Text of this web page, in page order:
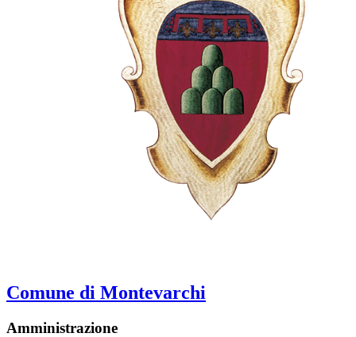
Comune di Montevarchi
Amministrazione